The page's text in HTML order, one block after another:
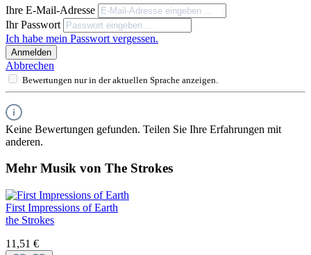
Ihre E-Mail-Adresse
Ihr Passwort
Ich habe mein Passwort vergessen.
Anmelden
Abbrechen
Bewertungen nur in der aktuellen Sprache anzeigen.
Keine Bewertungen gefunden. Teilen Sie Ihre Erfahrungen mit
anderen.
Mehr Musik von The Strokes
First Impressions of Earth
the Strokes
11,51 €